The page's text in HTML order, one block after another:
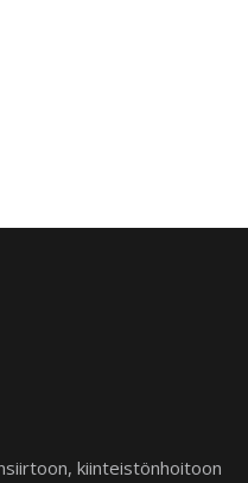
kiinteistönhoitoon